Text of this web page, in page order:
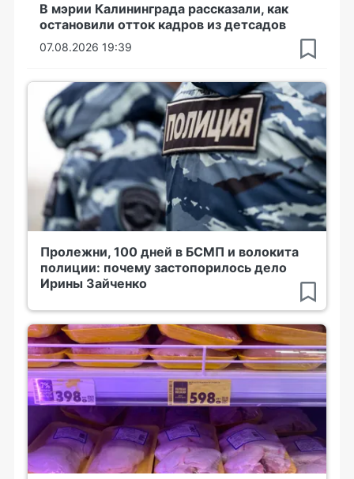
В мэрии Калининграда рассказали, как
остановили отток кадров из детсадов
07.08.2026 19:39
Пролежни, 100 дней в БСМП и волокита
полиции: почему застопорилось дело
Ирины Зайченко